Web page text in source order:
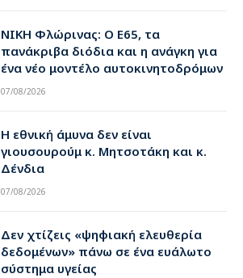
ΝΙΚΗ Φλώρινας: Ο Ε65, τα
πανάκριβα διόδια και η ανάγκη για
ένα νέο μοντέλο αυτοκινητοδρόμων
07/08/2026
Η εθνική άμυνα δεν είναι
γιουσουρούμ κ. Μητσοτάκη και κ.
Δένδια
07/08/2026
Δεν χτίζεις «ψηφιακή ελευθερία
δεδομένων» πάνω σε ένα ευάλωτο
σύστημα υγείας